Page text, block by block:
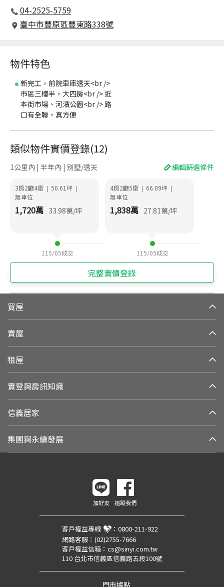
04-2525-5759
臺中市豐原區豐東路338號
物件特色
新完工，前院車庫透天<br />
市區三樓半，大四房<br /> 近
本街市場、河濱公園<br /> 路
口有全聯，真方便
類似物件實價登錄(12)
1公里內 | 半年內 | 別墅/透天 編輯篩選條件
3房2廳4衛 | 50.61坪 |
無車位
1,720萬 33.98萬/坪
115/05成交
4房2廳5衛 | 66.09坪 |
無車位
1,838萬 27.81萬/坪
115/05成交
完整實價登錄
買屋
賣屋
租屋
實登與房訊知識
信義居家
集團與永續發展
加好友 追蹤我們
客戶權益專線 ： 0800-211-922
網路客服： (02)2755-7666
客戶權益信箱： cs@sinyi.com.tw
110 台北市信義區信義路五段100號
門市據點